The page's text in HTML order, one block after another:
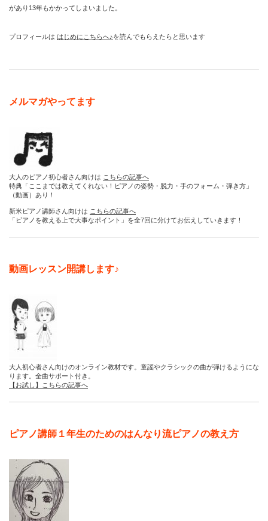
があり13年もかかってしまいました。
プロフィールは はじめにこちらへ♪を読んでもらえたらと思います
メルマガやってます
大人のピアノ初心者さん向けは こちらの記事へ
特典「ここまでは教えてくれない！ピアノの姿勢・脱力・手のフォーム・弾き方」
（動画）あり！
新米ピアノ講師さん向けは こちらの記事へ
「ピアノを教える上で大事なポイント」を全7回に分けてお伝えしていきます！
動画レッスン開講します♪
大人初心者さん向けのオンライン教材です。童謡やクラシックの曲が弾けるようにな
ります。全曲サポート付き。
【お試し】こちらの記事へ
ピアノ講師１年生のためのはんなり流ピアノの教え方